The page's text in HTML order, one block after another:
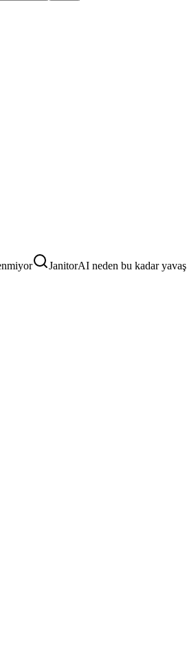
JanitorAI neden bu kadar yavaş